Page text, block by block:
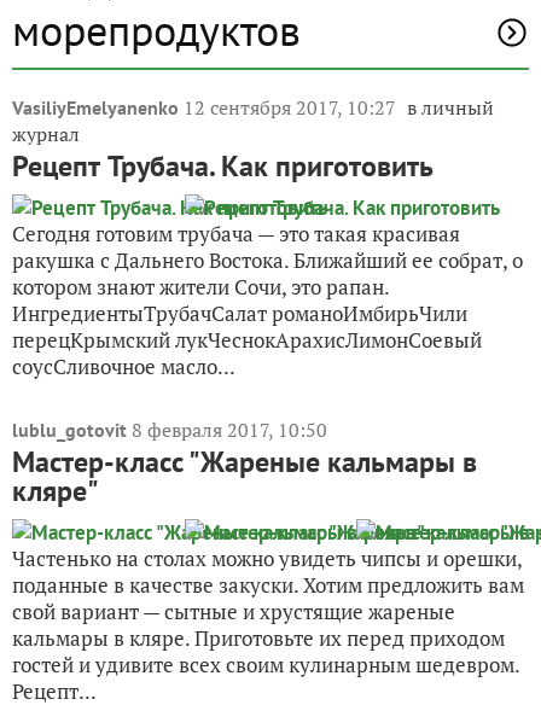
морепродуктов
VasiliyEmelyanenko 12 сентября 2017, 10:27 в личный
журнал
Рецепт Трубача. Как приготовить
Сегодня готовим трубача — это такая красивая
ракушка с Дальнего Востока. Ближайший ее собрат, о
котором знают жители Сочи, это рапан.
ИнгредиентыТрубачСалат романоИмбирьЧили
перецКрымский лукЧеснокАрахисЛимонСоевый
соусСливочное масло...
lublu_gotovit 8 февраля 2017, 10:50
Мастер-класс "Жареные кальмары в
кляре"
Частенько на столах можно увидеть чипсы и орешки,
поданные в качестве закуски. Хотим предложить вам
свой вариант — сытные и хрустящие жареные
кальмары в кляре. Приготовьте их перед приходом
гостей и удивите всех своим кулинарным шедевром.
Рецепт...